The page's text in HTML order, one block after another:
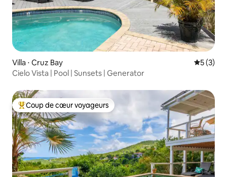
Villa ⋅ Cruz Bay
5 (3)
Cielo Vista | Pool | Sunsets | Generator
Coups de cœur voyageurs les plus appréciés
Coup de cœur voyageurs